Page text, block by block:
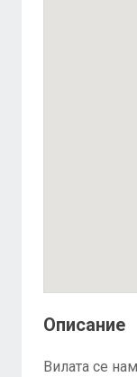
Описание
Вилата се